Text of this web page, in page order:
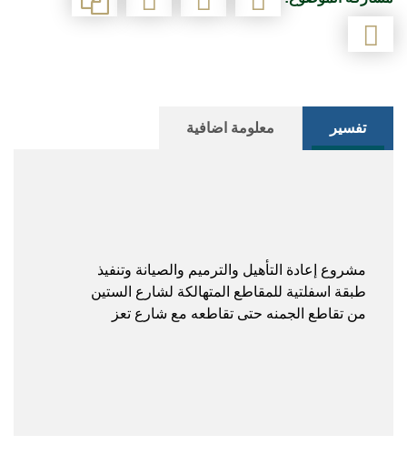
تفسير معلومة اضافية
مشروع إعادة التأهيل والترميم والصيانة وتنفيذ
طبقة اسفلتية للمقاطع المتهالكة لشارع الستين
من تقاطع الجمنه حتى تقاطعه مع شارع تعز